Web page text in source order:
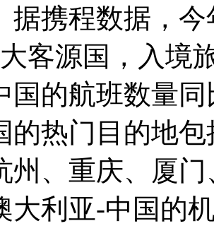
数据，今年
客源国，入境
国的航班数量
的热门目的地
州、重庆、厦
大利亚-中国的